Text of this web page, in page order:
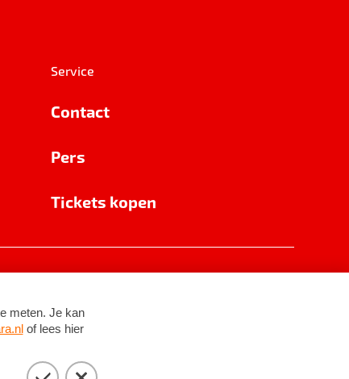
Service
Contact
Pers
Tickets kopen